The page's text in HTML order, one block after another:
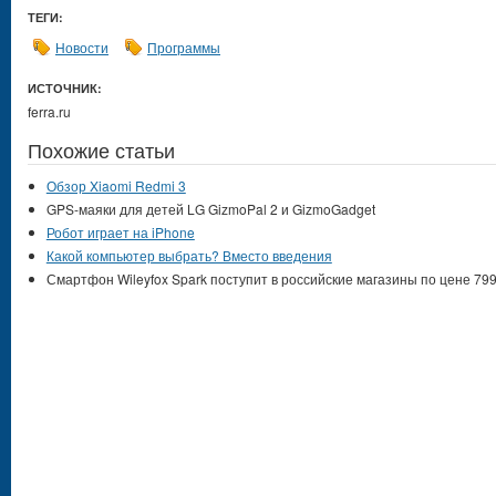
ТЕГИ:
Новости Программы
ИСТОЧНИК:
ferra.ru
Похожие статьи
Обзор Xiaomi Redmi 3
GPS-маяки для детей LG GizmoPal 2 и GizmoGadget
Робот играет на iPhone
Какой компьютер выбрать? Вместо введения
Смартфон Wileyfox Spark поступит в российские магазины по цене